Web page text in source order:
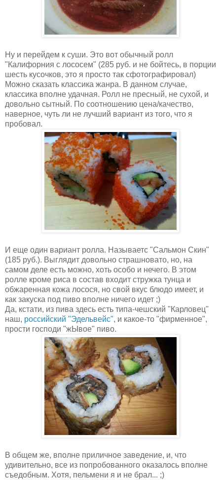
Ну и перейдем к суши. Это вот обычный ролл
"Калифорния с лососем" (285 руб. и не бойтесь, в порции
шесть кусочков, это я просто так сфотографировал)
Можно сказать классика жанра. В данном случае,
классика вполне удачная. Ролл не пресный, не сухой, и
довольно сытный. По соотношению цена/качество,
наверное, чуть ли не лучший вариант из того, что я
пробовал.
И еще один вариант ролла. Называетс "Сальмон Скин"
(185 руб.). Выглядит довольно страшновато, но, на
самом деле есть можно, хоть особо и нечего. В этом
ролле кроме риса в состав входит стружка тунца и
обжаренная кожа лосося, но свой вкус блюдо имеет, и
как закуска под пиво вполне ничего идет ;)
Да, кстати, из пива здесь есть типа-чешский "Карловец"
наш, российский "Эдельвейс", и какое-то "фирменное",
прости господи "жЫвое" пиво.
В общем же, вполне приличное заведение, и, что
удивительно, все из попробованного оказалось вполне
съедобным. Хотя, пельмени я и не брал... ;)